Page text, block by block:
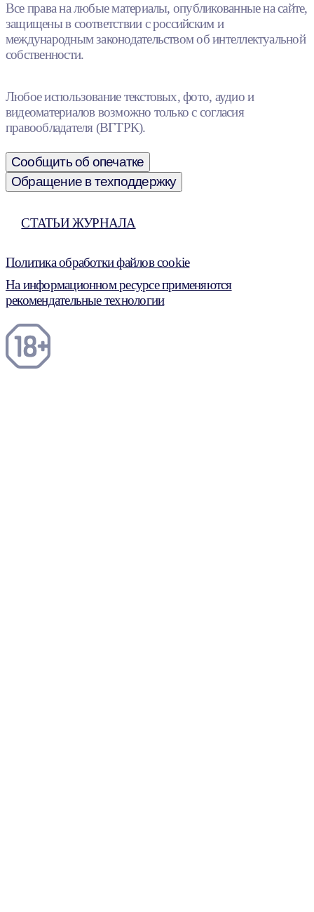
Все права на любые материалы, опубликованные на сайте,
защищены в соответствии с российским и
международным законодательством об интеллектуальной
собственности.
Любое использование текстовых, фото, аудио и
видеоматериалов возможно только с согласия
правообладателя (ВГТРК).
Сообщить об опечатке
Обращение в техподдержку
СТАТЬИ ЖУРНАЛА
Политика обработки файлов cookie
На информационном ресурсе применяются
рекомендательные технологии